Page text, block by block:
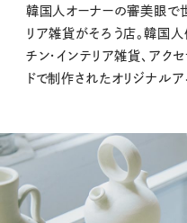
韓国人オーナーの審美眼で
リア雑貨がそろう店。韓国
チン・インテリア雑貨、アク
ドで制作されたオリジナルア